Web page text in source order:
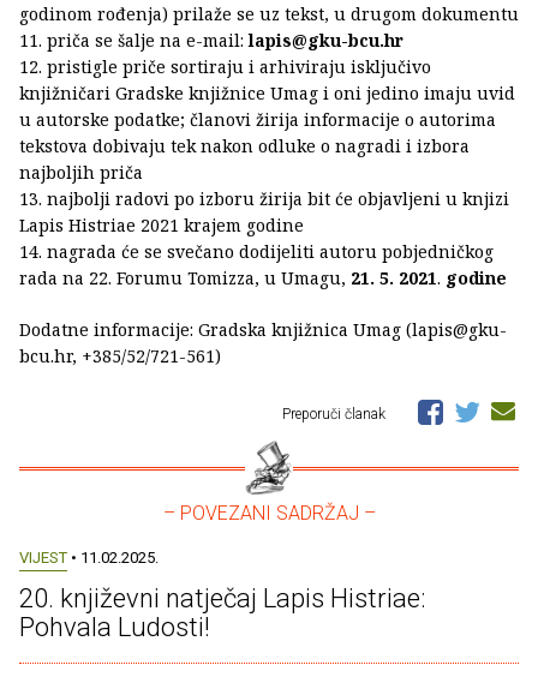
godinom rođenja) prilaže se uz tekst, u drugom dokumentu
11. priča se šalje na e-mail: lapis@gku-bcu.hr
12. pristigle priče sortiraju i arhiviraju isključivo
knjižničari Gradske knjižnice Umag i oni jedino imaju uvid
u autorske podatke; članovi žirija informacije o autorima
tekstova dobivaju tek nakon odluke o nagradi i izbora
najboljih priča
13. najbolji radovi po izboru žirija bit će objavljeni u knjizi
Lapis Histriae 2021 krajem godine
14. nagrada će se svečano dodijeliti autoru pobjedničkog
rada na 22. Forumu Tomizza, u Umagu, 21. 5. 2021. godine
Dodatne informacije: Gradska knjižnica Umag (lapis@gku-
bcu.hr, +385/52/721-561)
Preporuči članak
– POVEZANI SADRŽAJ –
VIJEST • 11.02.2025.
20. književni natječaj Lapis Histriae:
Pohvala Ludosti!